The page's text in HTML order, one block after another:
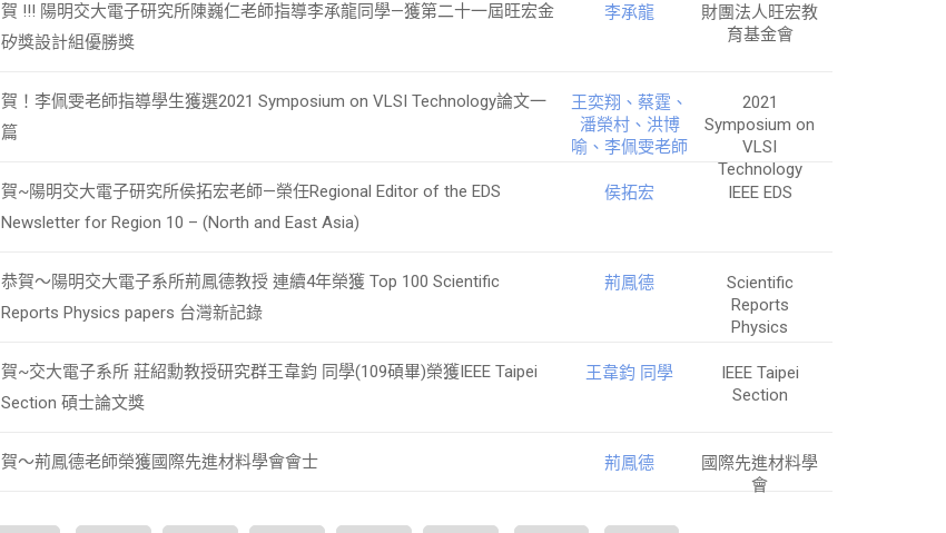
李承龍
賀 !!! 陽明交大電子研究所陳巍仁老師指導李承龍同學—獲第二十一屆旺宏金
矽獎設計組優勝獎
財團法人旺宏教
育基金會
王奕翔、蔡霆、
潘榮村、洪博
喻、李佩雯老師
賀！李佩雯老師指導學生獲選2021 Symposium on VLSI Technology論文一
篇
2021
Symposium on
VLSI
Technology
侯拓宏
賀~陽明交大電子研究所侯拓宏老師—榮任Regional Editor of the EDS
Newsletter for Region 10 – (North and East Asia)
IEEE EDS
荊鳳德
恭賀～陽明交大電子系所荊鳳德教授 連續4年榮獲 Top 100 Scientific
Reports Physics papers 台灣新記錄
Scientific
Reports
Physics
王韋鈞 同學
賀~交大電子系所 莊紹勳教授研究群王韋鈞 同學(109碩畢)榮獲IEEE Taipei
Section 碩士論文獎
IEEE Taipei
Section
荊鳳德
賀～荊鳳德老師榮獲國際先進材料學會會士
國際先進材料學
會